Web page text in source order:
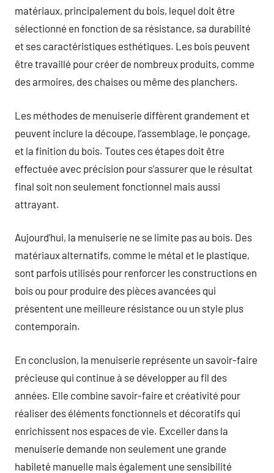
matériaux, principalement du bois, lequel doit être
sélectionné en fonction de sa résistance, sa durabilité
et ses caractéristiques esthétiques. Les bois peuvent
être travaillé pour créer de nombreux produits, comme
des armoires, des chaises ou même des planchers.
Les méthodes de menuiserie diffèrent grandement et
peuvent inclure la découpe, l’assemblage, le ponçage,
et la finition du bois. Toutes ces étapes doit être
effectuée avec précision pour s’assurer que le résultat
final soit non seulement fonctionnel mais aussi
attrayant.
Aujourd’hui, la menuiserie ne se limite pas au bois. Des
matériaux alternatifs, comme le métal et le plastique,
sont parfois utilisés pour renforcer les constructions en
bois ou pour produire des pièces avancées qui
présentent une meilleure résistance ou un style plus
contemporain.
En conclusion, la menuiserie représente un savoir-faire
précieuse qui continue à se développer au fil des
années. Elle combine savoir-faire et créativité pour
réaliser des éléments fonctionnels et décoratifs qui
enrichissent nos espaces de vie. Exceller dans la
menuiserie demande non seulement une grande
habileté manuelle mais également une sensibilité